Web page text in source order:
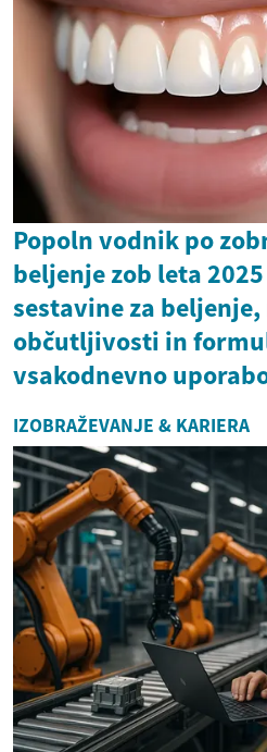
Popoln vodnik po
beljenje zob leta
sestavine za
občutljivosti in
vsakodnevno
IZOBRAŽEVANJE & KARIERA